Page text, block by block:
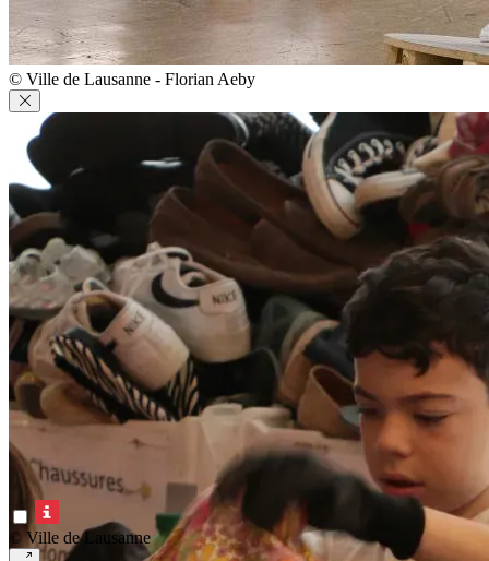
© Ville de Lausanne - Florian Aeby
© Ville de Lausanne